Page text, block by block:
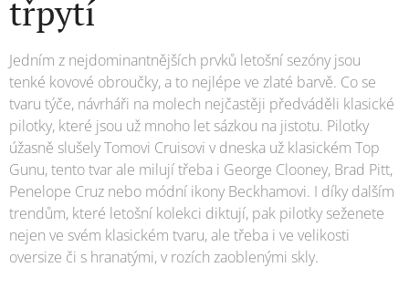
třpytí
Jedním z nejdominantnějších prvků letošní sezóny jsou
tenké kovové obroučky, a to nejlépe ve zlaté barvě. Co se
tvaru týče, návrháři na molech nejčastěji předváděli klasické
pilotky, které jsou už mnoho let sázkou na jistotu. Pilotky
úžasně slušely Tomovi Cruisovi v dneska už klasickém Top
Gunu, tento tvar ale milují třeba i George Clooney, Brad Pitt,
Penelope Cruz nebo módní ikony Beckhamovi. I díky dalším
trendům, které letošní kolekci diktují, pak pilotky seženete
nejen ve svém klasickém tvaru, ale třeba i ve velikosti
oversize či s hranatými, v rozích zaoblenými skly.